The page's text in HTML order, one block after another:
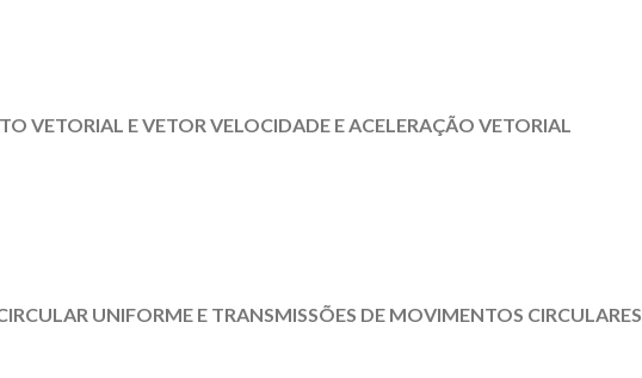
VETORIAL E VETOR VELOCIDADE E ACELERAÇÃO VETORIAL
UNIFORME E TRANSMISSÕES DE MOVIMENTOS CIRCULARES